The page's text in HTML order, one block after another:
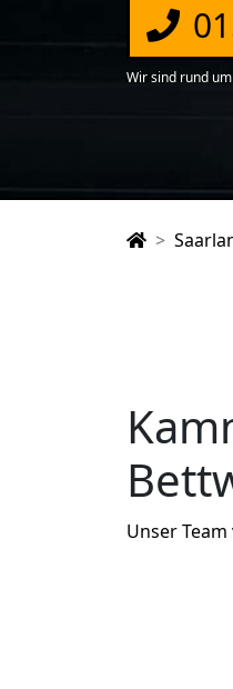
Wir sind rund
Unser